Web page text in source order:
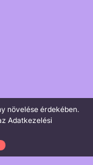
növelése érdekében.
Adatkezelési